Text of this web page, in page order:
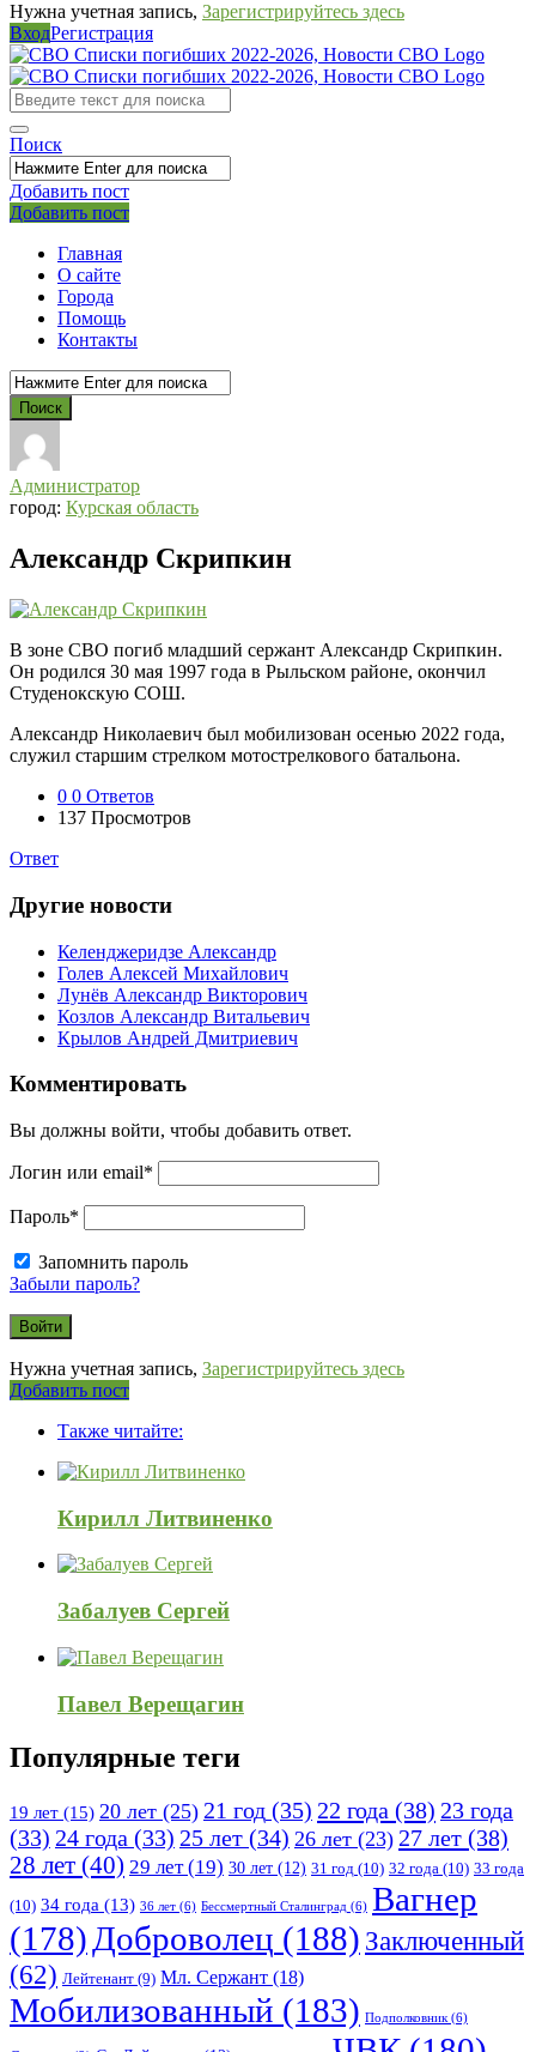
Нужна учетная запись, Зарегистрируйтесь здесь
ВходРегистрация
СВО
Списки
погибших
2022-
2026,
Новости
СВО
Поиск
Добавить пост
Мобильное
меню
Выйти
Добавить пост
Главная
О сайте
Города
Помощь
Контакты
Администратор
город: Курская область
Александр Скрипкин
В зоне СВО погиб младший сержант Александр Скрипкин.
Он родился 30 мая 1997 года в Рыльском районе, окончил
Студенокскую СОШ.
Александр Николаевич был мобилизован осенью 2022 года,
служил старшим стрелком мотострелкового батальона.
0 0 Ответов
137 Просмотров
Ответ
Другие новости
Келенджеридзе Александр
Голев Алексей Михайлович
Лунёв Александр Викторович
Козлов Александр Витальевич
Крылов Андрей Дмитриевич
Комментировать
Вы должны войти, чтобы добавить ответ.
Логин или email*
Пароль*
Запомнить пароль
Забыли пароль?
Нужна учетная запись, Зарегистрируйтесь здесь
Боковая
Добавить пост
120x600Также читайте:
Кирилл Литвиненко
Забалуев Сергей
Павел Верещагин
Популярные теги
19 лет (15) 20 лет (25) 21 год (35) 22 года (38) 23 года
(33) 24 года (33) 25 лет (34) 26 лет (23) 27 лет (38)
28 лет (40) 29 лет(19) 30 лет (12) 31 год (10) 32 года (10) 33 года
(10) 34 года (13) 36 лет (6) Бессмертный Сталинград (6) Вагнер
(178)Доброволец (188) Заключенный
(62) Лейтенант (9) Мл. Сержант (18)
Мобилизованный (183) Подполковник(6)